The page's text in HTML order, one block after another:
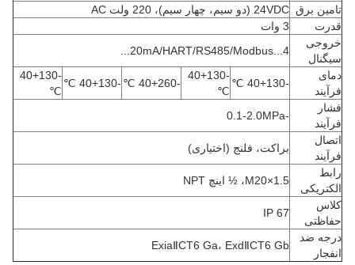
تامین برق
24VDC (دو سیم، چهار سیم)، 220 ولت AC
قدرت
خروجی
سیگنال
4...20mA/HART/RS485/Modbus...
دمای
فرآیند
-40+130
℃
-40+130 ℃
-40+130
℃
فشار
فرآیند
اتصال
فرآیند
براکت، فلنج (اختیاری)
رابط
الکتریکی
M20×1.5، ½ اینچ NPT
کلاس
حفاظتی
IP 67
درجه ضد
انفجار
ExiaⅡCT6 Ga، ExdⅡCT6 Gb